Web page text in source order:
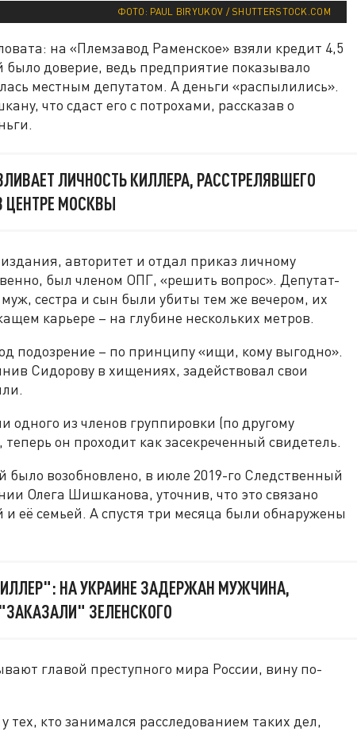
ФОТО: PAUL BIRYUKOV / SHUTTERSTOCK.COM
на «Племзавод Раменское» взяли кредит 4,5
было доверие, ведь предприятие показывало
местным депутатом. А деньги «распылились».
что сдаст его с потрохами, рассказав о
ЛИЧНОСТЬ КИЛЛЕРА, РАССТРЕЛЯВШЕГО
МОСКВЫ
авторитет и отдал приказ личному
был членом ОПГ, «решить вопрос». Депутат-
сестра и сын были убиты тем же вечером, их
карьере – на глубине нескольких метров.
подозрение – по принципу «ищи, кому выгодно».
Сидорову в хищениях, задействовал свои
одного из членов группировки (по другому
он проходит как засекреченный свидетель.
было возобновлено, в июле 2019-го Следственный
Олега Шишканова, уточнив, что это связано
её семьей. А спустя три месяца были обнаружены
НА УКРАИНЕ ЗАДЕРЖАН МУЖЧИНА,
ЗЕЛЕНСКОГО
главой преступного мира России, вину по-
тех, кто занимался расследованием таких дел,